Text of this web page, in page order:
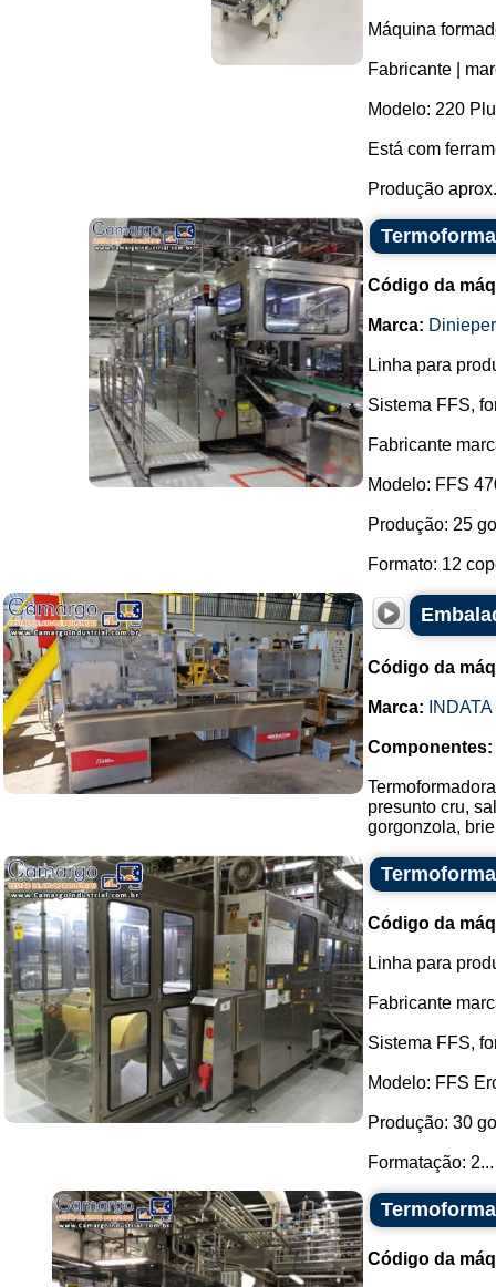
Máquina
Fabricante |
Modelo: 220
Está com
Produção
Código da
Marca: Dinieper
Linha para
Sistema FFS,
Fabricante
Modelo: FFS
Produção: 25
Formato: 12
Código da
Marca: INDATA
Componentes:
presunto cru,
gorgonzola,
Código da
Linha para
Fabricante
Sistema FFS,
Modelo: FFS
Produção: 30
Formatação: 2...
Código da